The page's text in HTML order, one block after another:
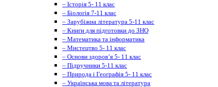
– Історія 5- 11 клас
– Біологія 7-11 клас
– Зарубіжна література 5-11 клас
– Книги для підготовки до ЗНО
– Математика та інформатика
– Мистецтво 5- 11 клас
– Основи здоров’я 5- 11 клас
– Підручники 5-11 клас
– Природа і Географія 5- 11 клас
– Українська мова та література